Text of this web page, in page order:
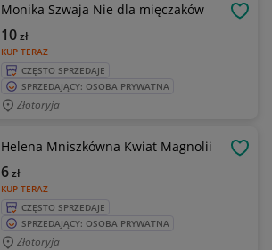
Monika Szwaja Nie dla mięczaków
KUP TERAZ
10zł
CZĘSTO SPRZEDAJE
SPRZEDAJĄCY: OSOBA PRYWATNA
Złotoryja
Helena Mniszkówna Kwiat Magnolii
KUP TERAZ
6zł
CZĘSTO SPRZEDAJE
SPRZEDAJĄCY: OSOBA PRYWATNA
Złotoryja